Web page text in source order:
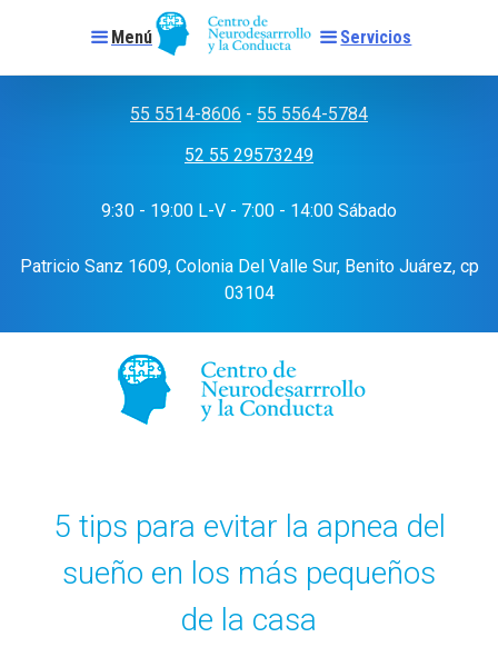
55 5514-8606 - 55 5564-5784
52 55 29573249
9:30 - 19:00 L-V - 7:00 - 14:00 Sábado
Patricio Sanz 1609, Colonia Del Valle Sur, Benito Juárez, cp
03104
5 tips para evitar la apnea del
sueño en los más pequeños
de la casa
Menú Servicios